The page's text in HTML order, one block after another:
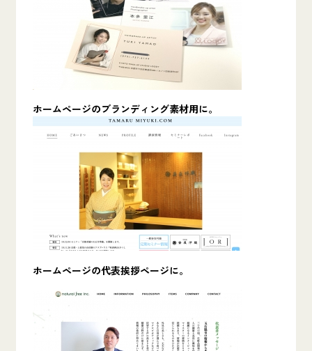
ホームページのブランディング素材用に。
ホームページの代表挨拶ページに。